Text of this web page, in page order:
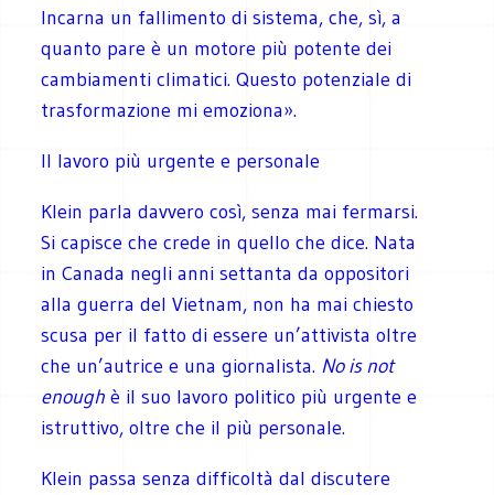
Incarna un fallimento di sistema, che, sì, a
quanto pare è un motore più potente dei
cambiamenti climatici. Questo potenziale di
trasformazione mi emoziona».
Il lavoro più urgente e personale
Klein parla davvero così, senza mai fermarsi.
Si capisce che crede in quello che dice. Nata
in Canada negli anni settanta da oppositori
alla guerra del Vietnam, non ha mai chiesto
scusa per il fatto di essere un’attivista oltre
che un’autrice e una giornalista. No is not
enough è il suo lavoro politico più urgente e
istruttivo, oltre che il più personale.
Klein passa senza difficoltà dal discutere